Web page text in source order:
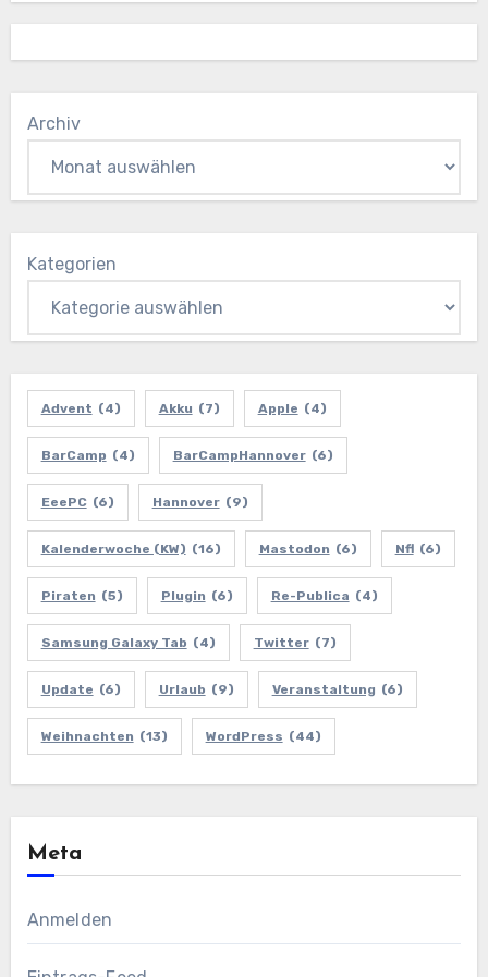
Archiv
Kategorien
Advent (4) Akku (7) Apple (4)
BarCamp (4) BarCampHannover (6)
EeePC (6) Hannover (9)
Kalenderwoche (KW) (16) Mastodon (6) Nfl (6)
Piraten (5) Plugin (6) Re-Publica (4)
Samsung Galaxy Tab (4) Twitter (7)
Update (6) Urlaub (9) Veranstaltung (6)
Weihnachten (13) WordPress (44)
Meta
Anmelden